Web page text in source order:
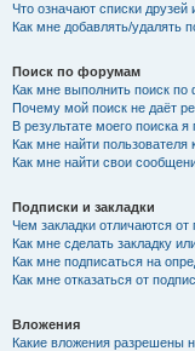
Что означают списки друзей
Как мне добавлять/удалять
Поиск по форумам
Как мне выполнить поиск
Почему мой поиск не даёт
В результате моего поиска
Как мне найти пользователя
Как мне найти свои
Подписки и закладки
Чем закладки отличаются от
Как мне сделать закладку
Как мне подписаться на
Как мне отказаться от
Вложения
Какие вложения разрешены